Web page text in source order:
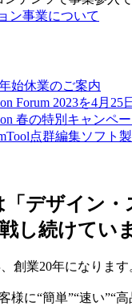
ン事業について
始休業のご案内
Forum 2023を4月25
春の特別キャンペ
点群編集ソフト
デザイン・
し続けてい
創業20年になります
様に“簡単”“速い”“